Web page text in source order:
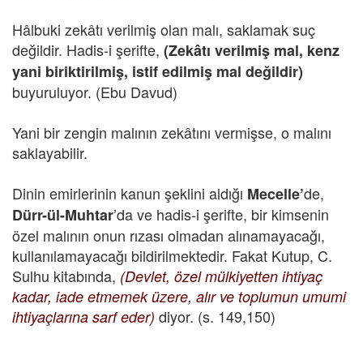
Hâlbuki zekâtı verilmiş olan malı, saklamak suç
değildir. Hadis-i şerifte, (Zekâtı verilmiş mal, kenz
yani biriktirilmiş, istif edilmiş mal değildir)
buyuruluyor. (Ebu Davud)
Yani bir zengin malının zekâtını vermişse, o malını
saklayabilir.
Dinin emirlerinin kanun şeklini aldığı Mecelle’de,
Dürr-ül-Muhtar’da ve hadis-i şerifte, bir kimsenin
özel malının onun rızası olmadan alınamayacağı,
kullanılamayacağı bildirilmektedir. Fakat Kutup, C.
Sulhu kitabında, (Devlet, özel mülkiyetten ihtiyaç
kadar, iade etmemek üzere, alır ve toplumun umumi
ihtiyaçlarına sarf eder) diyor. (s. 149,150)